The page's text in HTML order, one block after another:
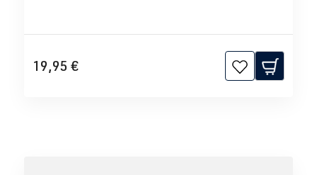
19,95 €